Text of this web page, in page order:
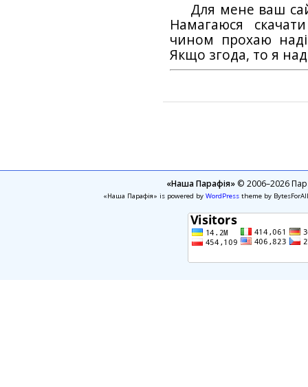
Для мене ваш
Намагаюся
чином прохаю
Якщо згода, то я
«Наша Парафія»© 2006–2026
«Наша Парафія» is powered by WordPresstheme by